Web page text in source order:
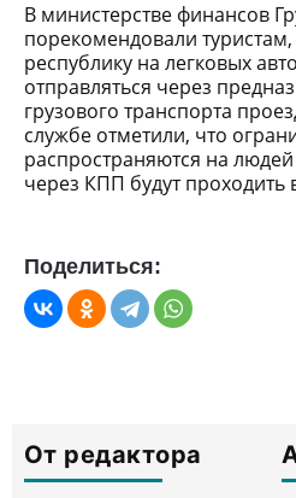
В министерстве финансов
порекомендовали
республику на легковых
отправляться через
грузового транспорта
службе отметили, что
распространяются на
через КПП будут
Поделиться:
От редактора